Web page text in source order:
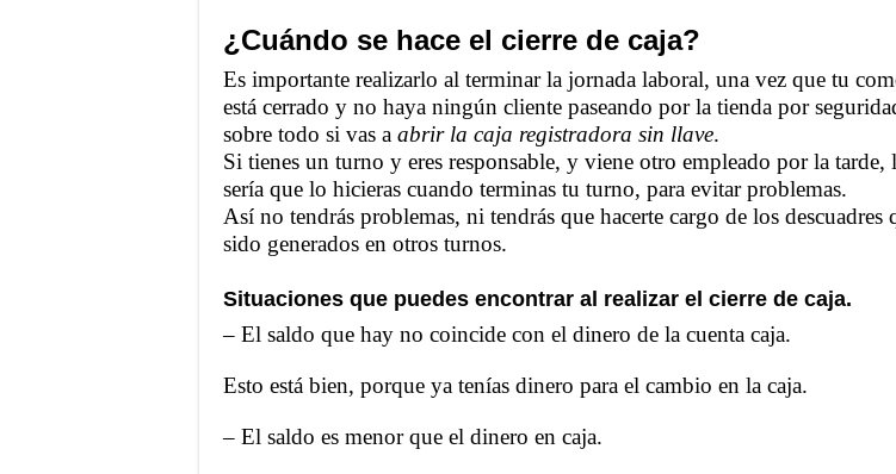
¿Cuándo se hace el cierre de caja?
Es importante realizarlo al terminar la jornada laboral, una vez que tu
está cerrado y no haya ningún cliente paseando por la tienda por
sobre todo si vas a abrir la caja registradora sin llave.
Si tienes un turno y eres responsable, y viene otro empleado por la tarde,
sería que lo hicieras cuando terminas tu turno, para evitar problemas.
Así no tendrás problemas, ni tendrás que hacerte cargo de los descuadres
sido generados en otros turnos.
Situaciones que puedes encontrar al realizar el cierre de caja.
– El saldo que hay no coincide con el dinero de la cuenta caja.
Esto está bien, porque ya tenías dinero para el cambio en la caja.
– El saldo es menor que el dinero en caja.